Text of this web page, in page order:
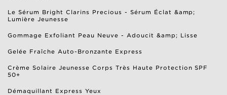
Le Sérum Bright Clarins Precious - Sérum Éclat &amp;
Lumière Jeunesse
Gommage Exfoliant Peau Neuve - Adoucit &amp; Lisse
Gelée Fraîche Auto-Bronzante Express
Crème Solaire Jeunesse Corps Très Haute Protection SPF
50+
Démaquillant Express Yeux